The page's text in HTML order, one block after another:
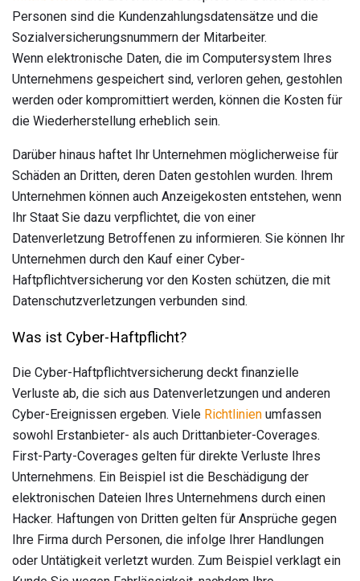
Personen sind die Kundenzahlungsdatensätze und die
Sozialversicherungsnummern der Mitarbeiter.
Wenn elektronische Daten, die im Computersystem Ihres
Unternehmens gespeichert sind, verloren gehen, gestohlen
werden oder kompromittiert werden, können die Kosten für
die Wiederherstellung erheblich sein.
Darüber hinaus haftet Ihr Unternehmen möglicherweise für
Schäden an Dritten, deren Daten gestohlen wurden. Ihrem
Unternehmen können auch Anzeigekosten entstehen, wenn
Ihr Staat Sie dazu verpflichtet, die von einer
Datenverletzung Betroffenen zu informieren. Sie können Ihr
Unternehmen durch den Kauf einer Cyber-
Haftpflichtversicherung vor den Kosten schützen, die mit
Datenschutzverletzungen verbunden sind.
Was ist Cyber-Haftpflicht?
Die Cyber-Haftpflichtversicherung deckt finanzielle
Verluste ab, die sich aus Datenverletzungen und anderen
Cyber-Ereignissen ergeben. Viele Richtlinien umfassen
sowohl Erstanbieter- als auch Drittanbieter-Coverages.
First-Party-Coverages gelten für direkte Verluste Ihres
Unternehmens. Ein Beispiel ist die Beschädigung der
elektronischen Dateien Ihres Unternehmens durch einen
Hacker. Haftungen von Dritten gelten für Ansprüche gegen
Ihre Firma durch Personen, die infolge Ihrer Handlungen
oder Untätigkeit verletzt wurden. Zum Beispiel verklagt ein